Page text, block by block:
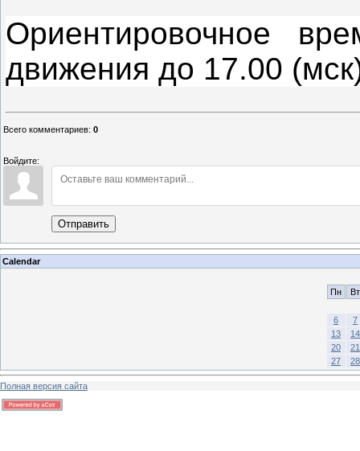
Ориентировочное
движения до 17.00
Всего комментариев: 0
Войдите:
Отправить
Calendar
Пн Вт
6
7
13
14
20
21
27
28
Полная версия сайта